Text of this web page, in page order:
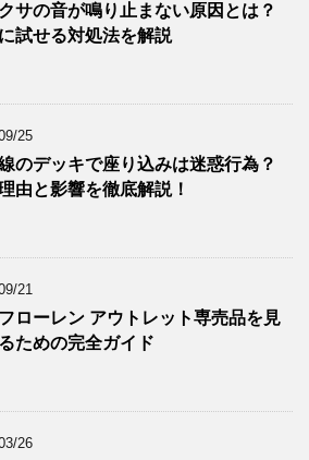
サの音が鳴り止まない原因とは？
試せる対処法を解説
25
のデッキで座り込みは迷惑行為？
由と影響を徹底解説！
21
ローレン アウトレット専売品を見
ための完全ガイド
26